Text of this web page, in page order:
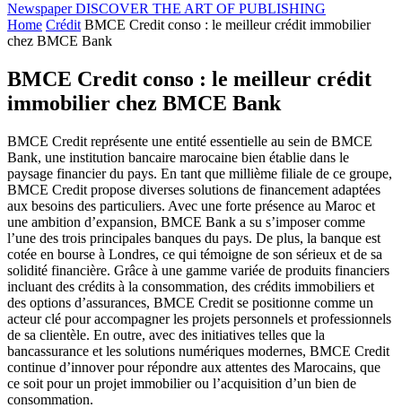
Newspaper DISCOVER THE ART OF PUBLISHING
Home Crédit BMCE Credit conso : le meilleur crédit immobilier
chez BMCE Bank
BMCE Credit conso : le meilleur crédit
immobilier chez BMCE Bank
BMCE Credit représente une entité essentielle au sein de BMCE
Bank, une institution bancaire marocaine bien établie dans le
paysage financier du pays. En tant que millième filiale de ce groupe,
BMCE Credit propose diverses solutions de financement adaptées
aux besoins des particuliers. Avec une forte présence au Maroc et
une ambition d’expansion, BMCE Bank a su s’imposer comme
l’une des trois principales banques du pays. De plus, la banque est
cotée en bourse à Londres, ce qui témoigne de son sérieux et de sa
solidité financière. Grâce à une gamme variée de produits financiers
incluant des crédits à la consommation, des crédits immobiliers et
des options d’assurances, BMCE Credit se positionne comme un
acteur clé pour accompagner les projets personnels et professionnels
de sa clientèle. En outre, avec des initiatives telles que la
bancassurance et les solutions numériques modernes, BMCE Credit
continue d’innover pour répondre aux attentes des Marocains, que
ce soit pour un projet immobilier ou l’acquisition d’un bien de
consommation.